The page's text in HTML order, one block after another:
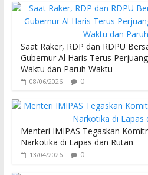
b
o
o
k
er s
A
p
p
Saat Raker, RDP dan RDPU
Gubernur Al Haris Terus
Waktu dan Paruh Waktu
08/06/2026 0
Menteri IMIPAS Tegaskan
Narkotika di Lapas dan Rutan
13/04/2026 0